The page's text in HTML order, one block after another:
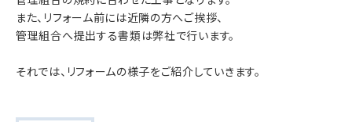
また、リフォーム前には近隣の方へご挨拶、
管理組合へ提出する書類は弊社で行います。
それでは、リフォームの様子をご紹介していきます。